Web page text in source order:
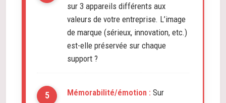
sur 3 appareils différents aux
valeurs de votre entreprise. L’image
de marque (sérieux, innovation, etc.)
est-elle préservée sur chaque
support ?
Mémorabilité/émotion : Sur